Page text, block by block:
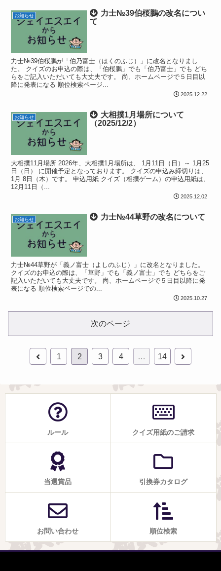
お知らせ
力士№39伯桜鵬の改名につい
て
力士№39伯桜鵬が「伯乃富士（はくのふじ）」に改名となりまし
た。 クイズのお申込の際は、「伯桜鵬」でも「伯乃富士」でも どち
らをご記入いただいても大丈夫です。 尚、ホームページで５日目以
降に発表になる 順位検索ページ...
2025.12.22
お知らせ
大相撲1月場所について
（2025/12/2）
大相撲11月場所 2026年、大相撲1月場所は、 1月11日（日）～ 1月25
日（日） に開催予定となっております。 クイズの申込み締切りは、
1月 8日（木）です。 申込用紙 クイズ（相撲ゲーム）の申込用紙は、
12月11日（...
2025.12.02
お知らせ 力士№44草野の改名について
力士№44草野が「義ノ富士（よしのふじ）」に改名となりました。
クイズのお申込の際は、「草野」でも「義ノ富士」でも どちらをご
記入いただいても大丈夫です。 尚、ホームページで５日目以降に発
表になる 順位検索ページでの...
2025.10.27
次のページ
1 2 3 4 … 14
ルール クイズ用紙のご請求
当選賞品 引換券カタログ
お問い合わせ 順位検索